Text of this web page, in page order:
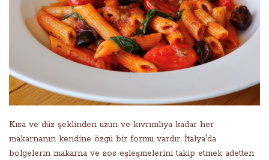
Kısa ve düz şeklinden uzun ve kıvrımlıya kadar her
makarnanın kendine özgü bir formu vardır. İtalya'da
bölgelerin makarna ve sos eşleşmelerini takip etmek adetten